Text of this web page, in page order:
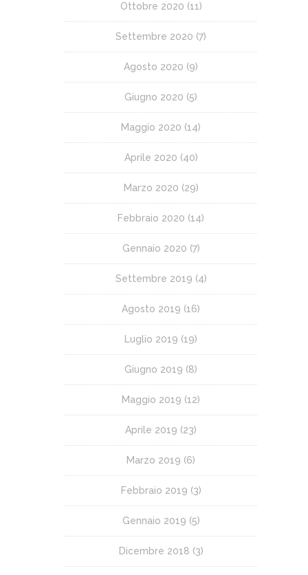
Ottobre 2020 (11)
Settembre 2020 (7)
Agosto 2020 (9)
Giugno 2020 (5)
Maggio 2020 (14)
Aprile 2020 (40)
Marzo 2020 (29)
Febbraio 2020 (14)
Gennaio 2020 (7)
Settembre 2019 (4)
Agosto 2019 (16)
Luglio 2019 (19)
Giugno 2019 (8)
Maggio 2019 (12)
Aprile 2019 (23)
Marzo 2019 (6)
Febbraio 2019 (3)
Gennaio 2019 (5)
Dicembre 2018 (3)